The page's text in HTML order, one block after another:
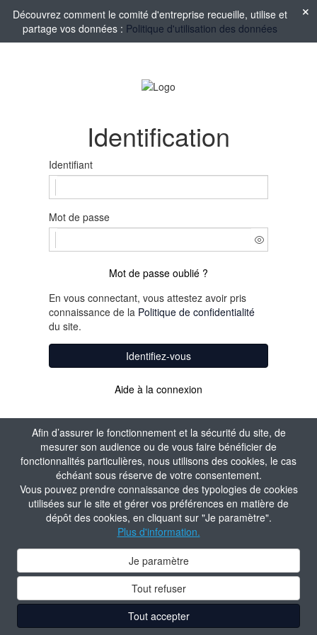
Afin d’assurer le fonctionnement et la sécurité du site, de
mesurer son audience ou de vous faire bénéficier de
fonctionnalités particulières, nous utilisons des cookies, le cas
échéant sous réserve de votre consentement.
Vous pouvez prendre connaissance des typologies de cookies
utilisées sur le site et gérer vos préférences en matière de
dépôt des cookies, en cliquant sur "Je paramètre".
Plus d'information.
Je paramètre
Tout refuser
Tout accepter
Découvrez comment le comité d'entreprise recueille, utilise et
partage vos données : Politique d'utilisation des données
Identification
Identifiant
Mot de passe
Mot de passe oublié ?
En vous connectant, vous attestez avoir pris
connaissance de la Politique de confidentialité
du site.
Identifiez-vous
Aide à la connexion